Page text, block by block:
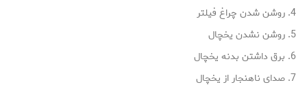
روشن شدن چراغ فیلتر
روشن نشدن یخچال
برق داشتن بدنه یخچال
صدای ناهنجار از یخچال